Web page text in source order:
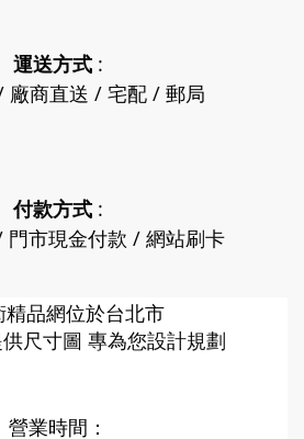
運送方式 :
廠商直送 / 宅配 / 郵局
付款方式 :
市現金付款 / 網站刷卡
精品網位於台北市
尺寸圖 專為您設計規劃
營業時間：